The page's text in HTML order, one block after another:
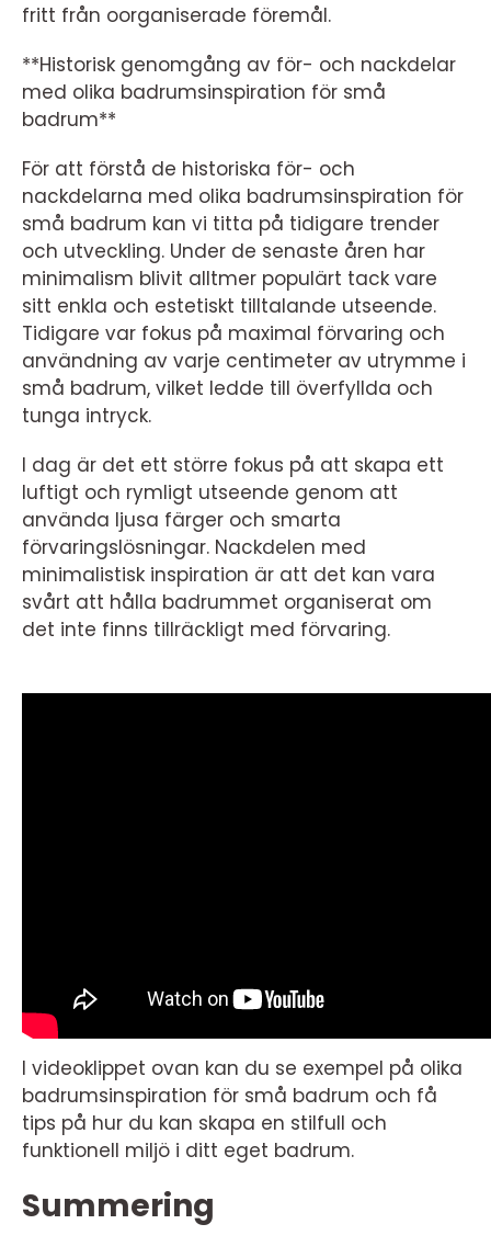
fritt från oorganiserade föremål.
**Historisk genomgång av för- och nackdelar
med olika badrumsinspiration för små
badrum**
För att förstå de historiska för- och
nackdelarna med olika badrumsinspiration för
små badrum kan vi titta på tidigare trender
och utveckling. Under de senaste åren har
minimalism blivit alltmer populärt tack vare
sitt enkla och estetiskt tilltalande utseende.
Tidigare var fokus på maximal förvaring och
användning av varje centimeter av utrymme i
små badrum, vilket ledde till överfyllda och
tunga intryck.
I dag är det ett större fokus på att skapa ett
luftigt och rymligt utseende genom att
använda ljusa färger och smarta
förvaringslösningar. Nackdelen med
minimalistisk inspiration är att det kan vara
svårt att hålla badrummet organiserat om
det inte finns tillräckligt med förvaring.
I videoklippet ovan kan du se exempel på olika
badrumsinspiration för små badrum och få
tips på hur du kan skapa en stilfull och
funktionell miljö i ditt eget badrum.
Summering